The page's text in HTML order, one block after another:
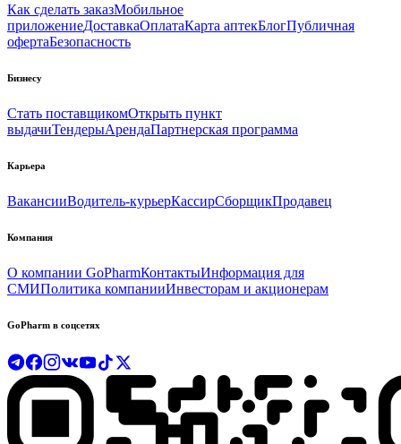
Как сделать заказМобильное
приложениеДоставкаОплатаКарта аптекБлогПубличная
офертаБезопасность
Бизнесу
Стать поставщикомОткрыть пункт
выдачиТендерыАрендаПартнерская программа
Карьера
ВакансииВодитель-курьерКассирСборщикПродавец
Компания
О компании GoPharmКонтактыИнформация для
СМИПолитика компанииИнвесторам и акционерам
GoPharm в соцсетях